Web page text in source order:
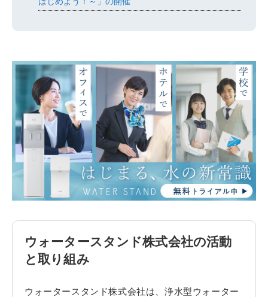
ウォータースタンド株式会社の活動
と取り組み
ウォータースタンド株式会社は、浄水型ウォーター